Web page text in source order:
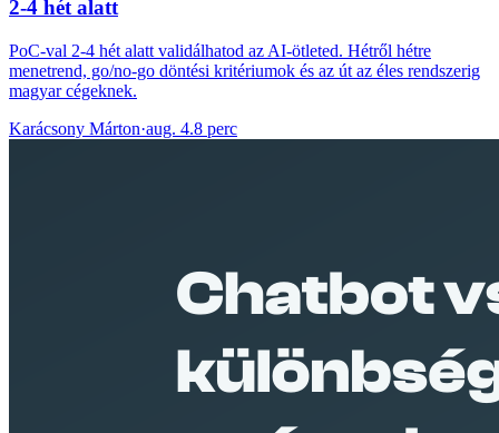
2-4 hét alatt
PoC-val 2-4 hét alatt validálhatod az AI-ötleted. Hétről hétre
menetrend, go/no-go döntési kritériumok és az út az éles rendszerig
magyar cégeknek.
Karácsony Márton·aug. 4.8 perc